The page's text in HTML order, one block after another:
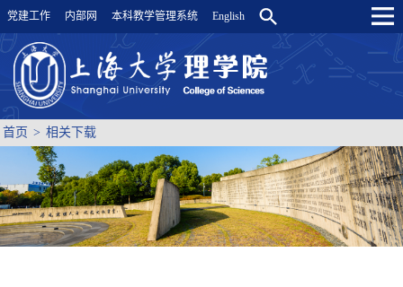
党建工作 内部网 本科教学管理系统 English
首页 > 相关下载